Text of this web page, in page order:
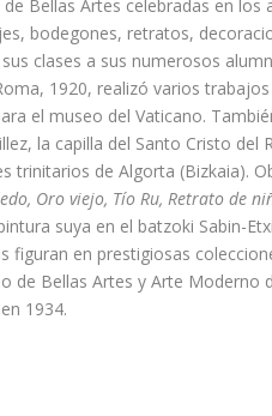
Bellas Artes celebradas en los
bodegones, retratos,
clases a sus numerosos
1920, realizó varios
el museo del Vaticano.
la capilla del Santo Cristo del
trinitarios de Algorta (Bizkaia).
Oro viejo, Tí­o Ru, Retrato de
suya en el batzoki Sabin-
figuran en prestigiosas
de Bellas Artes y Arte Moderno
1934.